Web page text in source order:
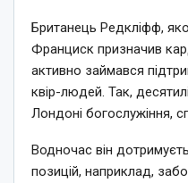
Британець Редкліфф,
Франциск призначив
активно займався
квір-людей. Так,
Лондоні богослужіння,
Водночас він
позицій, наприклад,